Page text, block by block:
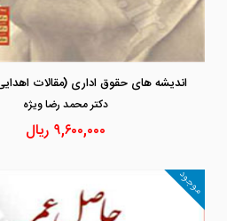
دكتر محمد رضا ويژه
۹,۶۰۰,۰۰۰ ریال
موجود